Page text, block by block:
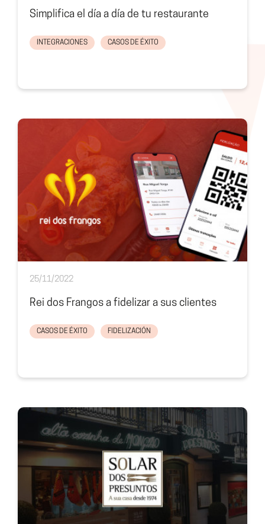
Simplifica el día a día de tu restaurante
INTEGRACIONES CASOS DE ÉXITO
25/11/2022
Rei dos Frangos a fidelizar a sus clientes
CASOS DE ÉXITO FIDELIZACIÓN